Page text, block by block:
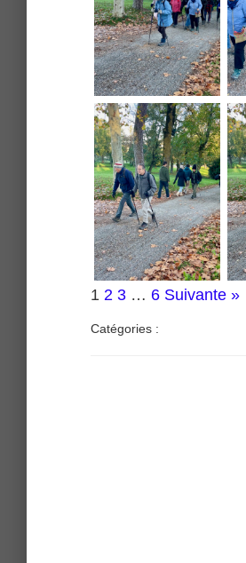
1 2 3 … 6 Suivante »
Catégories :